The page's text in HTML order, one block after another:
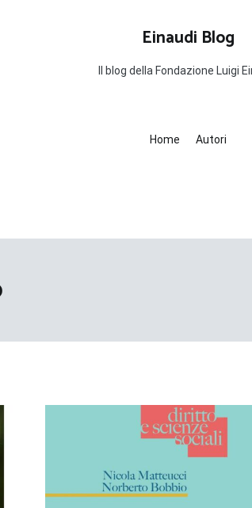
Einaudi Blog
Il blog della Fondazione Luigi
Home Autori